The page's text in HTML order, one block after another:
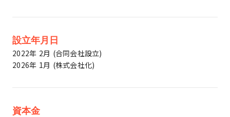
設立年月日
2022年 2月 (合同会社設立)
2026年 1月 (株式会社化)
資本金